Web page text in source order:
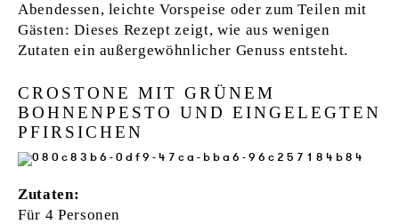
Abendessen, leichte Vorspeise oder zum Teilen mit
Gästen: Dieses Rezept zeigt, wie aus wenigen
Zutaten ein außergewöhnlicher Genuss entsteht.
CROSTONE MIT GRÜNEM
BOHNENPESTO UND EINGELEGTEN
PFIRSICHEN
Zutaten:
Für 4 Personen